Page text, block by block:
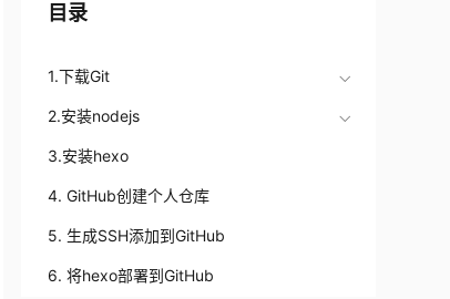
目录
1.下载Git
2.安装nodejs
3.安装hexo
4. GitHub创建个人仓库
5. 生成SSH添加到GitHub
6. 将hexo部署到GitHub